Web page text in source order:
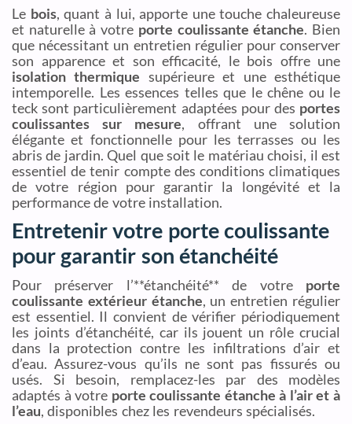
Le bois, quant à lui, apporte une touche chaleureuse
et naturelle à votre porte coulissante étanche. Bien
que nécessitant un entretien régulier pour conserver
son apparence et son efficacité, le bois offre une
isolation thermique supérieure et une esthétique
intemporelle. Les essences telles que le chêne ou le
teck sont particulièrement adaptées pour des portes
coulissantes sur mesure, offrant une solution
élégante et fonctionnelle pour les terrasses ou les
abris de jardin. Quel que soit le matériau choisi, il est
essentiel de tenir compte des conditions climatiques
de votre région pour garantir la longévité et la
performance de votre installation.
Entretenir votre porte coulissante
pour garantir son étanchéité
Pour préserver l’**étanchéité** de votre porte
coulissante extérieur étanche, un entretien régulier
est essentiel. Il convient de vérifier périodiquement
les joints d’étanchéité, car ils jouent un rôle crucial
dans la protection contre les infiltrations d’air et
d’eau. Assurez-vous qu’ils ne sont pas fissurés ou
usés. Si besoin, remplacez-les par des modèles
adaptés à votre porte coulissante étanche à l’air et à
l’eau, disponibles chez les revendeurs spécialisés.